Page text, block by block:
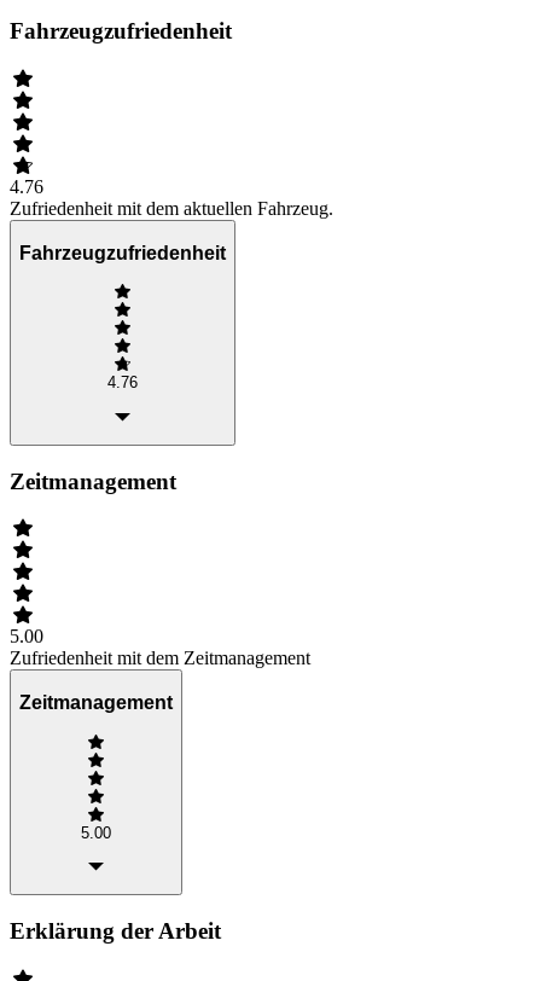
Fahrzeugzufriedenheit
4.76
Zufriedenheit mit dem aktuellen Fahrzeug.
Fahrzeugzufriedenheit
4.76
Zeitmanagement
5.00
Zufriedenheit mit dem Zeitmanagement
Zeitmanagement
5.00
Erklärung der Arbeit